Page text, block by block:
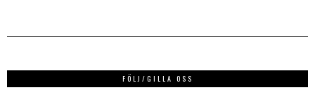
FÖLJ/GILLA OSS